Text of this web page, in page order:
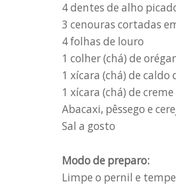
4 dentes de alho
3 cenouras cortadas
4 folhas de louro
1 colher (chá) de
1 xícara (chá) de caldo
1 xícara (chá) de
Abacaxi, pêssego e
Sal a gosto
Modo de preparo:
Limpe o pernil e